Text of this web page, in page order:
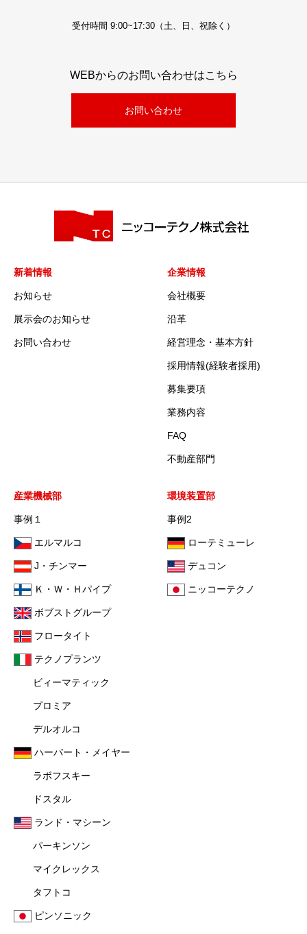
受付時間 9:00~17:30（土、日、祝除く）
WEBからのお問い合わせはこちら
お問い合わせ
新着情報
お知らせ
展示会のお知らせ
お問い合わせ
企業情報
会社概要
沿革
経営理念・基本方針
採用情報(経験者採用)
募集要項
業務内容
FAQ
不動産部門
産業機械部
事例１
エルマルコ
J・チンマー
Ｋ・Ｗ・Ｈパイプ
ボブストグループ
フロータイト
テクノプランツ
ビィーマティック
プロミア
デルオルコ
ハーバート・メイヤー
ラボフスキー
ドスタル
ランド・マシーン
パーキンソン
マイクレックス
タフトコ
ピンソニック
環境装置部
事例2
ローテミューレ
デュコン
ニッコーテクノ